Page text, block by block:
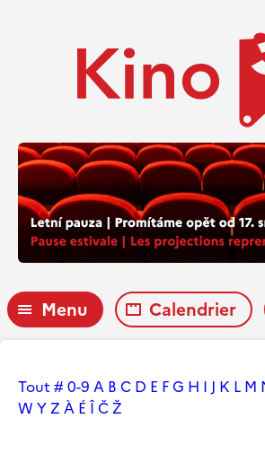
Menu Calendrier
Tout # 0-9 A B C D E FG H I J K L M
W YZ À É ÎČŽ